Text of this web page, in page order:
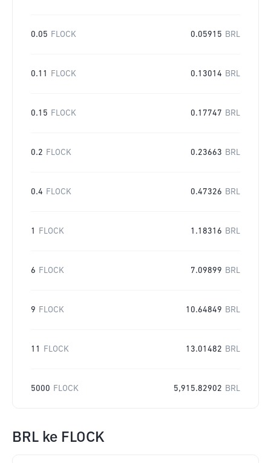
0.05 FLOCK 0.05915 BRL
0.11 FLOCK 0.13014 BRL
0.15 FLOCK 0.17747 BRL
0.2 FLOCK 0.23663 BRL
0.4 FLOCK 0.47326 BRL
1 FLOCK 1.18316 BRL
6 FLOCK 7.09899 BRL
9 FLOCK 10.64849 BRL
11 FLOCK 13.01482 BRL
5000 FLOCK 5,915.82902 BRL
BRL ke FLOCK